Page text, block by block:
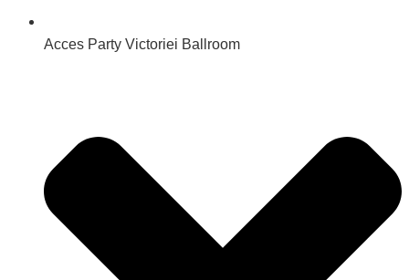
Acces Party Victoriei Ballroom